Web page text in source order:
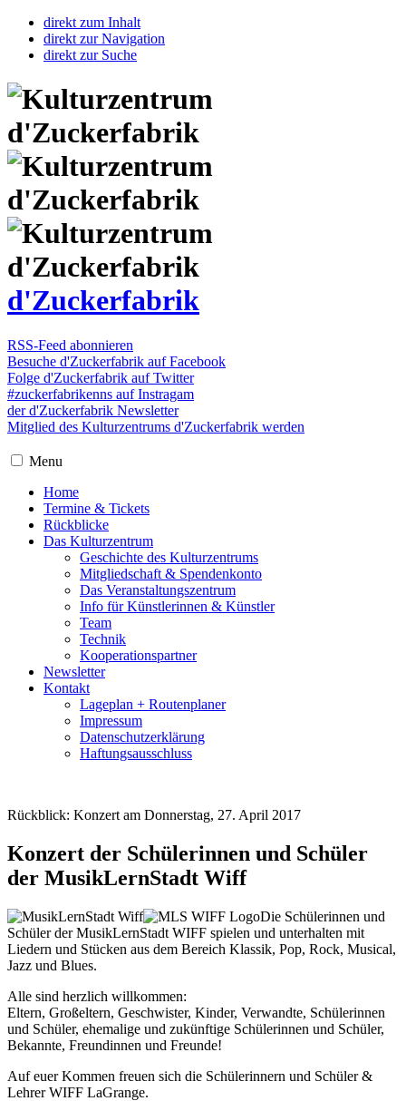
direkt zum Inhalt
direkt zur Navigation
direkt zur Suche
d'Zuckerfabrik
RSS-Feed abonnieren
Besuche d'Zuckerfabrik auf Facebook
Folge d'Zuckerfabrik auf Twitter
#zuckerfabrikenns auf Instragam
der d'Zuckerfabrik Newsletter
Mitglied des Kulturzentrums d'Zuckerfabrik werden
Menu
Home
Termine & Tickets
Rückblicke
Das Kulturzentrum
Geschichte des Kulturzentrums
Mitgliedschaft & Spendenkonto
Das Veranstaltungszentrum
Info für Künstlerinnen & Künstler
Team
Technik
Kooperationspartner
Newsletter
Kontakt
Lageplan + Routenplaner
Impressum
Datenschutzerklärung
Haftungsausschluss
Rückblick: Konzert am Donnerstag, 27. April 2017
Konzert der Schülerinnen und Schüler
der MusikLernStadt Wiff
Die Schülerinnen und
Schüler der MusikLernStadt WIFF spielen und unterhalten mit
Liedern und Stücken aus dem Bereich Klassik, Pop, Rock, Musical,
Jazz und Blues.
Alle sind herzlich willkommen:
Eltern, Großeltern, Geschwister, Kinder, Verwandte, Schülerinnen
und Schüler, ehemalige und zukünftige Schülerinnen und Schüler,
Bekannte, Freundinnen und Freunde!
Auf euer Kommen freuen sich die Schülerinnern und Schüler &
Lehrer WIFF LaGrange.